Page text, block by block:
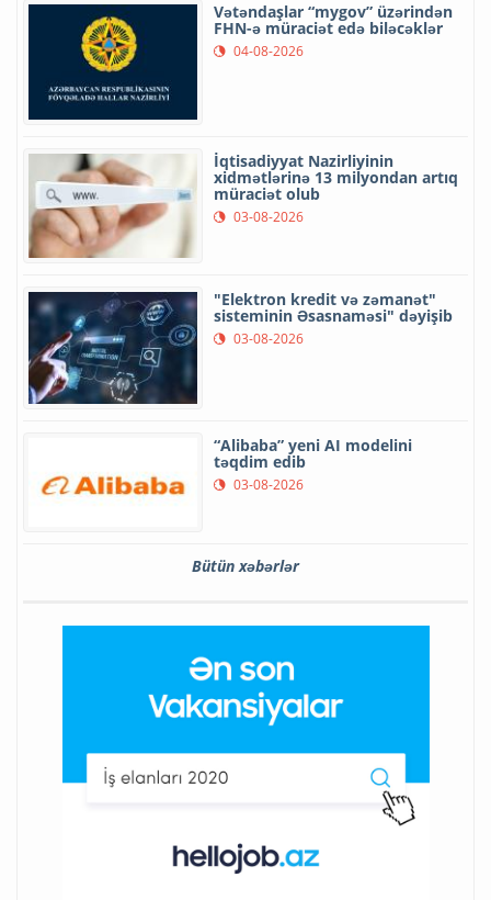
Vətəndaşlar “mygov” üzərindən
FHN-ə müraciət edə biləcəklər
04-08-2026
İqtisadiyyat Nazirliyinin
xidmətlərinə 13 milyondan artıq
müraciət olub
03-08-2026
"Elektron kredit və zəmanət"
sisteminin Əsasnaməsi" dəyişib
03-08-2026
“Alibaba” yeni AI modelini
təqdim edib
03-08-2026
Bütün xəbərlər